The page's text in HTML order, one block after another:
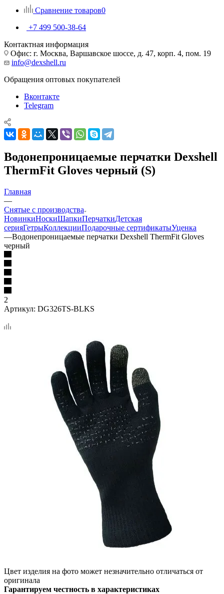
Сравнение товаров0
+7 499 500-38-64
Контактная информация
Офис: г. Москва, Варшавское шоссе, д. 47, корп. 4, пом. 19
info@dexshell.ru
Обращения оптовых покупателей
Вконтакте
Telegram
Водонепроницаемые перчатки Dexshell
ThermFit Gloves черный (S)
Главная
—
Снятые с производства
НовинкиНоскиШапкиПерчаткиДетская
серияГетрыКоллекцииПодарочные сертификатыУценка
—Водонепроницаемые перчатки Dexshell ThermFit Gloves
черный
2
Артикул: DG326TS-BLKS
Цвет изделия на фото может незначительно отличаться от
оригинала
Гарантируем честность в характеристиках